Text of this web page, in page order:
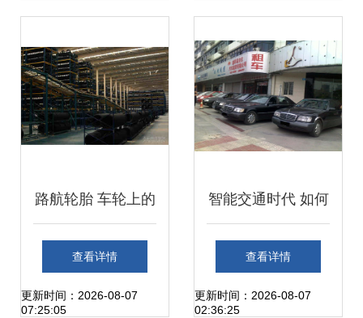
路航轮胎 车轮上的
梦想与自由之旅
查看详情
更新时间：2026-08-07
07:25:05
智能交通时代 如何
选择靠谱的租车公
司与汽车租赁服务
查看详情
更新时间：2026-08-07
02:36:25